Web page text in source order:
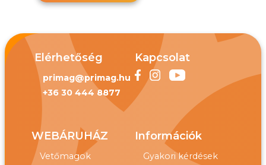
Elérhetőség
primag@primag.hu
+36 30 444 8877
Kapcsolat
WEBÁRUHÁZ
Vetőmagok
Információk
Gyakori kérdések